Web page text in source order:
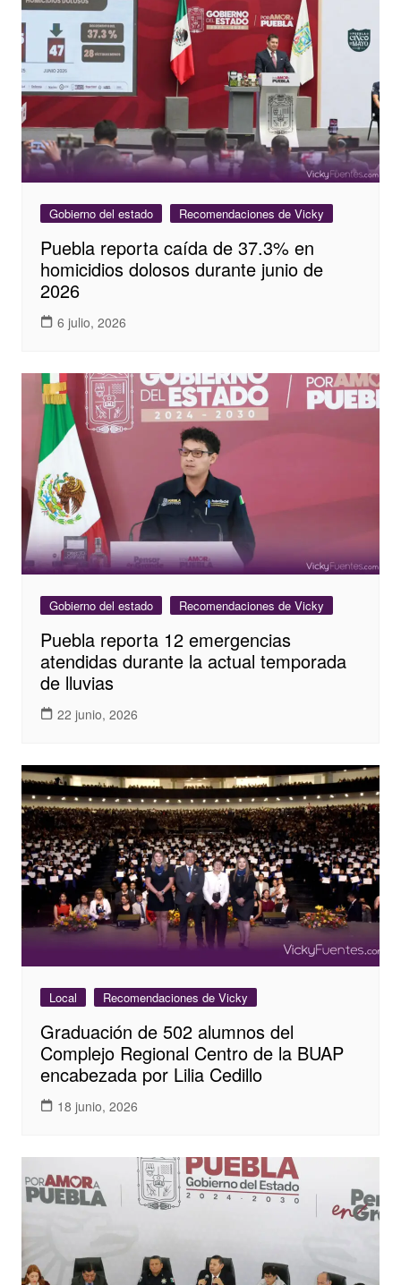
Gobierno del estado Recomendaciones de Vicky
Puebla reporta caída de 37.3% en
homicidios dolosos durante junio de
2026
6 julio, 2026
Gobierno del estado Recomendaciones de Vicky
Puebla reporta 12 emergencias
atendidas durante la actual temporada
de lluvias
22 junio, 2026
Local Recomendaciones de Vicky
Graduación de 502 alumnos del
Complejo Regional Centro de la BUAP
encabezada por Lilia Cedillo
18 junio, 2026